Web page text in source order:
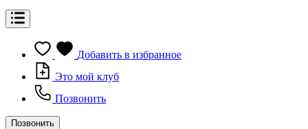
Добавить в избранное
Это мой клуб
Позвонить
Позвонить